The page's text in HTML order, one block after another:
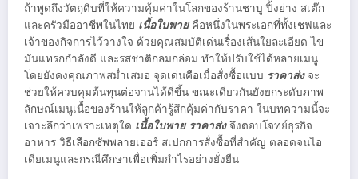
ถ้าพูดถึงวัตถุดิบที่ให้ความคุ้มค่าในโลกของร้านชาบู ปิ้งย่าง สเต๊ก
และครัวมืออาชีพในไทย เนื้อใบพายคือหนึ่งในพระเอกที่ทั้งเชฟและ
เจ้าของกิจการไว้วางใจ ด้วยคุณสมบัติเด่นเรื่องเส้นใยละเอียด ไข
มันแทรกกำลังดี และรสชาติกลมกล่อม ทำให้ปรับใช้ได้หลายเมนู
โดยยังคงคุณภาพสม่ำเสมอ จุดเด่นคือเมื่อสั่งซื้อแบบ ราคาส่งจะ
ช่วยให้ควบคุมต้นทุนต่อจานได้ดีขึ้น ขณะเดียวกันยังยกระดับภาพ
ลักษณ์เมนูเนื้อของร้านให้ลูกค้ารู้สึกคุ้มค่ากับราคา ในบทความนี้จะ
เจาะลึกว่าเพราะเหตุใด เนื้อใบพาย ราคาส่งจึงตอบโจทย์ธุรกิจ
อาหาร วิธีเลือกซัพพลายเออร์ สเปกการสั่งซื้อที่สำคัญ ตลอดจนไอ
เดียเมนูและกรณีศึกษาเพื่อเพิ่มกำไรอย่างยั่งยืน